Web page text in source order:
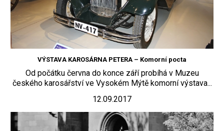
VÝSTAVA KAROSÁRNA PETERA – Komorní pocta
Od počátku června do konce září probíhá v Muzeu
českého karosářství ve Vysokém Mýtě komorní výstava...
12.09.2017